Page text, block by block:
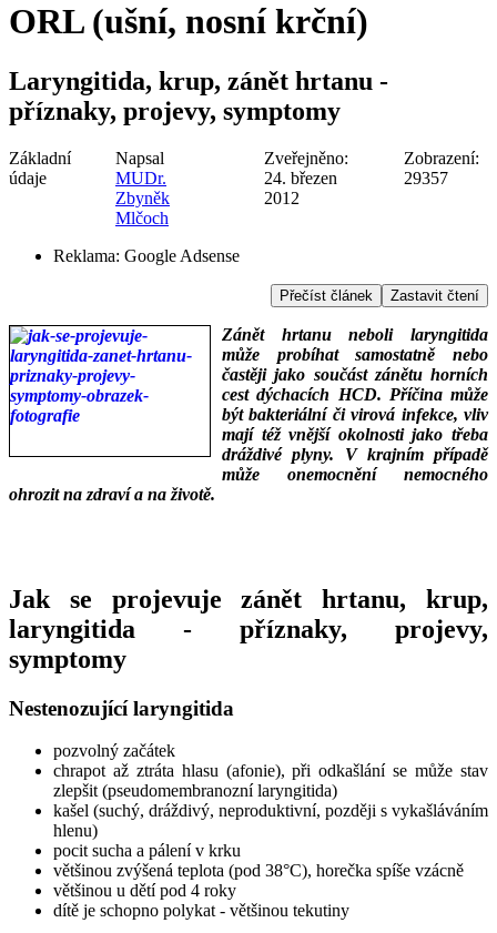
ORL (ušní, nosní krční)
Laryngitida, krup, zánět hrtanu -
příznaky, projevy, symptomy
Základní
údaje
Napsal
MUDr.
Zbyněk
Mlčoch
Zveřejněno:
24. březen
2012
Zobrazení:
29357
Reklama: Google Adsense
Přečíst článek Zastavit čtení
Zánět hrtanu neboli laryngitida
může probíhat samostatně nebo
častěji jako součást zánětu horních
cest dýchacích HCD. Příčina může
být bakteriální či virová infekce, vliv
mají též vnější okolnosti jako třeba
dráždivé plyny. V krajním případě
může onemocnění nemocného
ohrozit na zdraví a na životě.
Jak se projevuje zánět hrtanu, krup,
laryngitida - příznaky, projevy,
symptomy
Nestenozující laryngitida
pozvolný začátek
chrapot až ztráta hlasu (afonie), při odkašlání se může stav
zlepšit (pseudomembranozní laryngitida)
kašel (suchý, dráždivý, neproduktivní, později s vykašláváním
hlenu)
pocit sucha a pálení v krku
většinou zvýšená teplota (pod 38°C), horečka spíše vzácně
většinou u dětí pod 4 roky
dítě je schopno polykat - většinou tekutiny